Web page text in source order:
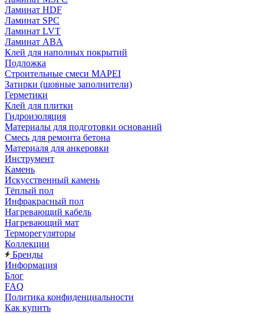
Ламинат HDF
Ламинат SPC
Ламинат LVT
Ламинат ABA
Клей для наполных покрытий
Подложка
Строительные смеси MAPEI
Затирки (шовные заполнители)
Герметики
Клей для плитки
Гидроизоляция
Материалы для подготовки оснований
Смесь для ремонта бетона
Материаля для анкеровки
Инструмент
Камень
Искусственный камень
Тёплый пол
Инфракрасный пол
Нагревающий кабель
Нагревающий мат
Терморегуляторы
Коллекции
Бренды
Информация
Блог
FAQ
Политика конфиденциальности
Как купить